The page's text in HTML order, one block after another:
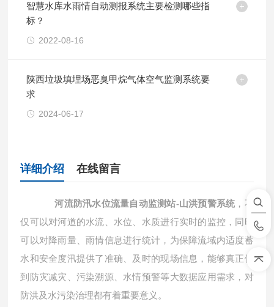
智慧水库水雨情自动测报系统主要检测哪些指
标？
2022-08-16
陕西垃圾填埋场恶臭甲烷气体空气监测系统要
求
2024-06-17
详细介绍 在线留言
河流防汛水位流量自动监测站-山洪预警系统 ，不
仅可以对河道的水流、水位、水质进行实时的监控，同时
可以对降雨量、雨情信息进行统计，为保障流域内适度蓄
水和安全度汛提供了准确、及时的现场信息，能够真正做
到防灾减灾、污染溯源、水情预警等大数据应用需求，对
防洪及水污染治理都有着重要意义。